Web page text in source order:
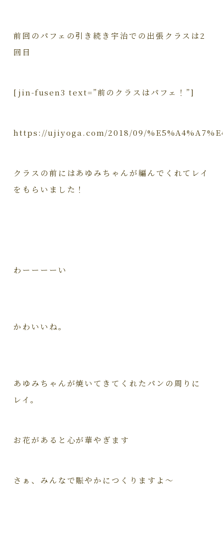
前回のパフェの引き続き宇治での出張クラスは2
回目
[jin-fusen3 text=”前のクラスはパフェ！”]
https://ujiyoga.com/2018/09/
クラスの前にはあゆみちゃんが編んでくれてレイ
をもらいました！
わーーーーい
かわいいね。
あゆみちゃんが焼いてきてくれたパンの周りに
レイ。
お花があると心が華やぎます
さぁ、みんなで賑やかにつくりますよ～